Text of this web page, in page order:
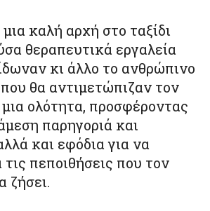
καλή αρχή στο ταξίδι
θεραπευτικά εργαλεία
κι άλλο το ανθρώπινο
θα αντιμετώπιζαν τον
ολότητα, προσφέροντας
παρηγοριά και
και εφόδια για να
τις πεποιθήσεις που τον
ζήσει.